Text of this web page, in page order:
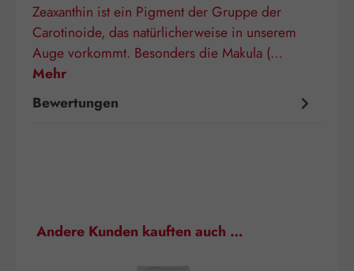
Zeaxanthin ist ein Pigment der Gruppe der
Carotinoide, das natürlicherweise in unserem
Auge vorkommt. Besonders die Makula (…
Mehr
Bewertungen
Produktgalerie überspringen
Andere Kunden kauften auch …